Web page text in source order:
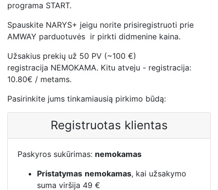
programa START.
Spauskite NARYS+ jeigu norite prisiregistruoti prie
AMWAY parduotuvės ir pirkti didmenine kaina.
Užsakius prekių už 50 PV (~100 €)
registracija NEMOKAMA. Kitu atveju - registracija:
10.80€ / metams.
Pasirinkite jums tinkamiausią pirkimo būdą:
Registruotas klientas
Paskyros sukūrimas: nemokamas
Pristatymas nemokamas, kai užsakymo
suma viršija 49 €